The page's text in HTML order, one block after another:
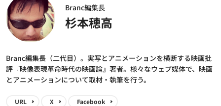
Branc編集長
杉本穂高
Branc編集長（二代目）。実写とアニメーションを横断する映画批
評『映像表現革命時代の映画論』著者。様々なウェブ媒体で、映画
とアニメーションについて取材・執筆を行う。
URL X Facebook